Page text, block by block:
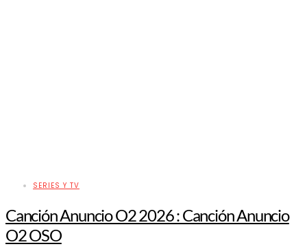
SERIES Y TV
Canción Anuncio O2 2026 : Canción Anuncio
O2 OSO